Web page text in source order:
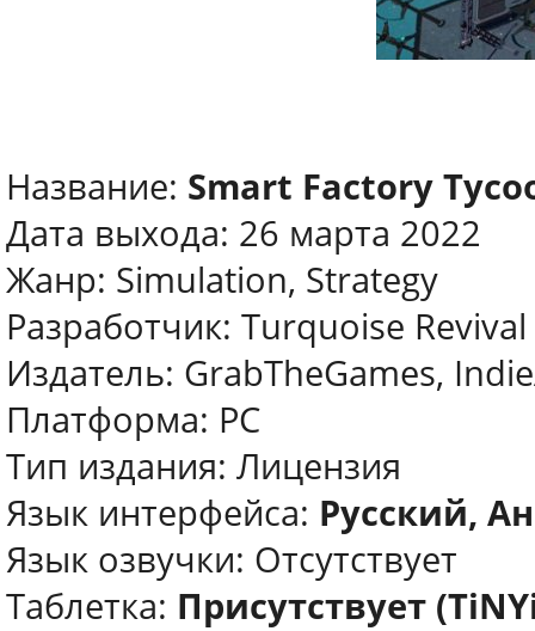
Название: Smart Factory
Дата выхода: 26 марта 2022
Жанр: Simulation, Strategy
Разработчик: Turquoise
Издатель: GrabTheGames,
Платформа: PC
Тип издания: Лицензия
Язык интерфейса: Русский,
Язык озвучки: Отсутствует
Таблетка: Присутствует